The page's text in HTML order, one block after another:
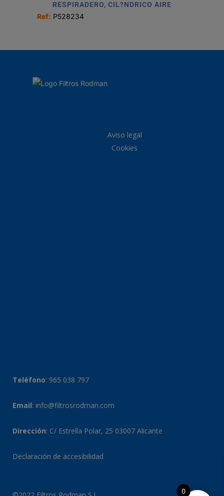
RESPIRADERO, CIL?NDRICO AIRE
Ref: P528234
Aviso legal
Cookies
Teléfono: 965 038 797
Email: info@filtrosrodman.com
Dirección: C/ Estrella Polar, 25 03007 Alicante
Declaración de accesibilidad
0